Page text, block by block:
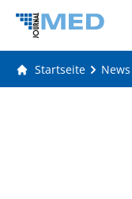
Startseite News